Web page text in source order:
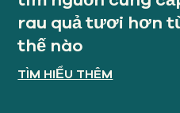
rau quả tươi hơn
thế nào
TÌM HIỂU THÊM